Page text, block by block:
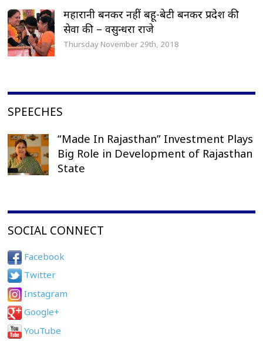
महारानी बनकर नहीं बहू-बेटी बनकर प्रदेश की
सेवा की – वसुन्धरा राजे
Thursday November 29th, 2018
SPEECHES
“Made In Rajasthan” Investment Plays
Big Role in Development of Rajasthan
State
SOCIAL CONNECT
Facebook
Twitter
Instagram
Google+
YouTube